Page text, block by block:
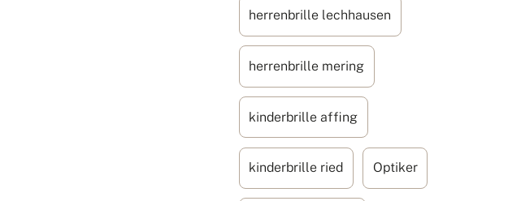
herrenbrille lechhausen
herrenbrille mering
kinderbrille affing
kinderbrille ried Optiker